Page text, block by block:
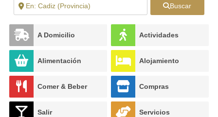
Buscar
A Domicilio Actividades
Alimentación Alojamiento
Comer & Beber Compras
Salir Servicios